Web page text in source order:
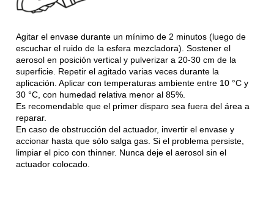
Agitar el envase durante un mínimo de 2 minutos (luego de
escuchar el ruido de la esfera mezcladora). Sostener el
aerosol en posición vertical y pulverizar a 20-30 cm de la
superficie. Repetir el agitado varias veces durante la
aplicación. Aplicar con temperaturas ambiente entre 10 °C y
30 °C, con humedad relativa menor al 85%.
Es recomendable que el primer disparo sea fuera del área a
reparar.
En caso de obstrucción del actuador, invertir el envase y
accionar hasta que sólo salga gas. Si el problema persiste,
limpiar el pico con thinner. Nunca deje el aerosol sin el
actuador colocado.